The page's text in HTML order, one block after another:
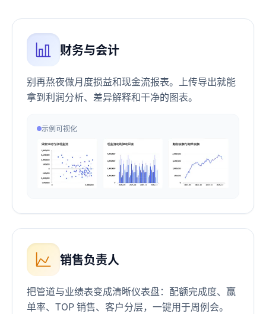
财务与会计
别再熬夜做月度损益和现金流报表。上传导出就能
拿到利润分析、差异解释和干净的图表。
示例可视化
销售负责人
把管道与业绩表变成清晰仪表盘：配额完成度、赢
单率、TOP 销售、客户分层，一键用于周例会。